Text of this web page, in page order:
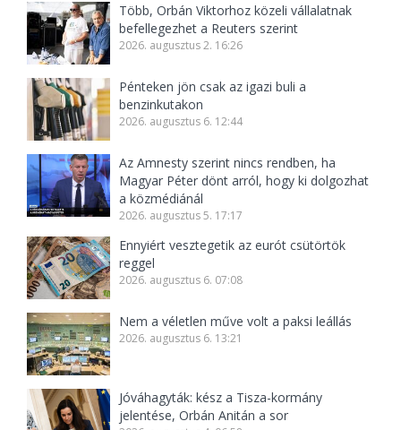
Több, Orbán Viktorhoz közeli vállalatnak
befellegezhet a Reuters szerint
2026. augusztus 2. 16:26
Pénteken jön csak az igazi buli a
benzinkutakon
2026. augusztus 6. 12:44
Az Amnesty szerint nincs rendben, ha
Magyar Péter dönt arról, hogy ki dolgozhat
a közmédiánál
2026. augusztus 5. 17:17
Ennyiért vesztegetik az eurót csütörtök
reggel
2026. augusztus 6. 07:08
Nem a véletlen műve volt a paksi leállás
2026. augusztus 6. 13:21
Jóváhagyták: kész a Tisza-kormány
jelentése, Orbán Anitán a sor